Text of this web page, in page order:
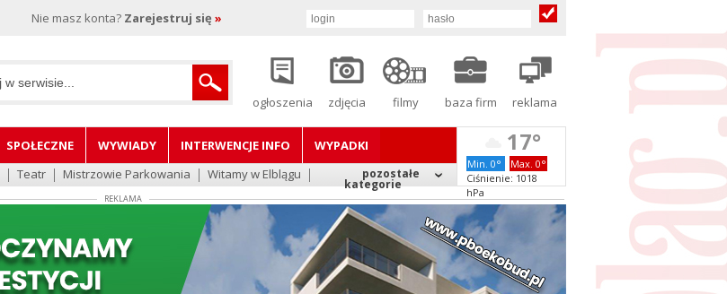
Nie masz konta? Zarejestruj się »
ogłoszenia zdjęcia filmy baza firm reklama
SPOŁECZNE WYWIADY INTERWENCJE INFO
WYPADKI
Teatr Mistrzowie Parkowania Witamy w Elblągu pozostałe
kategorie
17°
Min. 0°
Max. 0°
Ciśnienie: 1018
hPa
REKLAMA